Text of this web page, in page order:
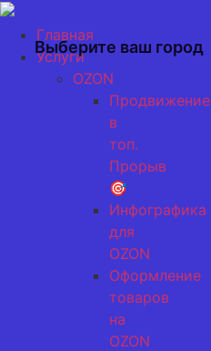
Перейти
содержимому
Главная
Услуги
OZON
Продвижение
в
топ.
Прорыв
🎯
Инфографика
для
OZON
Оформление
товаров
на
OZON
Выберите ваш город